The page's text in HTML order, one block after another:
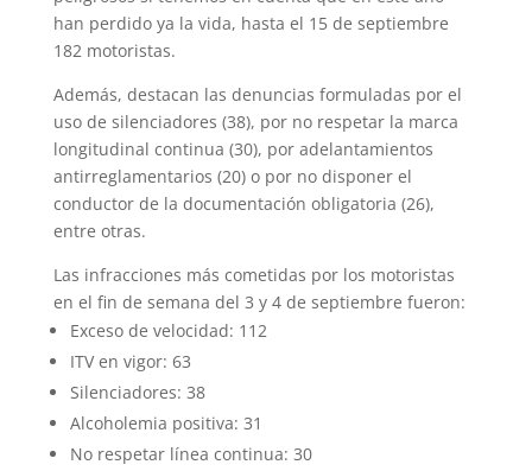
han perdido ya la vida, hasta el 15 de septiembre
182 motoristas.
Además, destacan las denuncias formuladas por el
uso de silenciadores (38), por no respetar la marca
longitudinal continua (30), por adelantamientos
antirreglamentarios (20) o por no disponer el
conductor de la documentación obligatoria (26),
entre otras.
Las infracciones más cometidas por los motoristas
en el fin de semana del 3 y 4 de septiembre fueron:
Exceso de velocidad: 112
ITV en vigor: 63
Silenciadores: 38
Alcoholemia positiva: 31
No respetar línea continua: 30